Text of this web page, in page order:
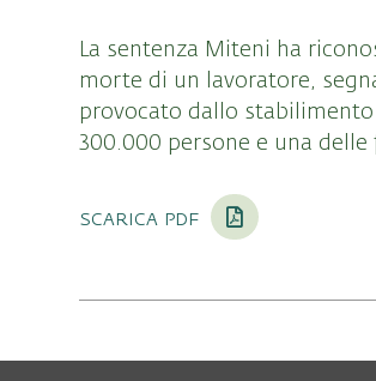
La sentenza Miteni ha
morte di un lavoratore,
provocato dallo
300.000 persone e una delle
scarica pdf